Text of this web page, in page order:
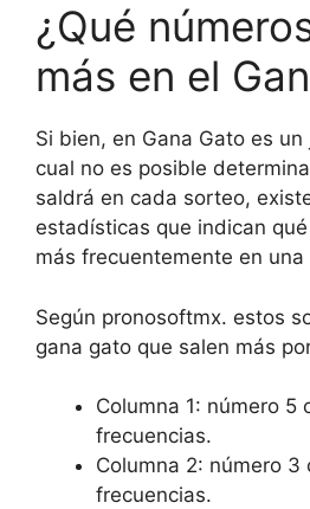
¿Qué
más en el
Si bien, en Gana Gato es
cual no es posible
saldrá en cada sorteo,
estadísticas que indican
más frecuentemente en una
Según pronosoftmx. estos
gana gato que salen más
Columna 1: número 5
frecuencias.
Columna 2: número 3
frecuencias.